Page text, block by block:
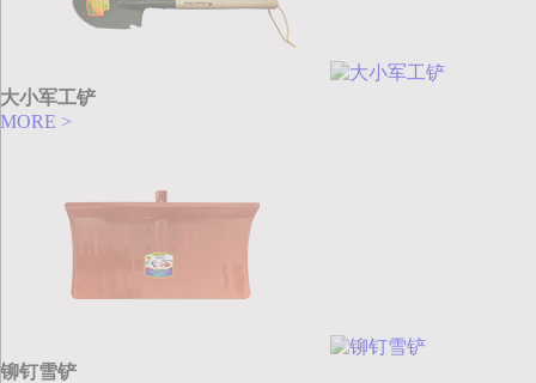
大小军工铲
MORE >
铆钉雪铲